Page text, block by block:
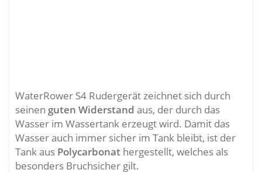
WaterRower S4 Rudergerät zeichnet sich durch
seinen guten Widerstand aus, der durch das
Wasser im Wassertank erzeugt wird. Damit das
Wasser auch immer sicher im Tank bleibt, ist der
Tank aus Polycarbonat hergestellt, welches als
besonders Bruchsicher gilt.